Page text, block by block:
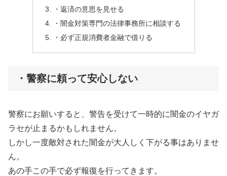
・返済の意思を見せる
・闇金対策専門の法律事務所に相談する
・必ず正規消費者金融で借りる
・警察に頼って安心しない
警察にお願いすると、警告を受けて一時的に闇金のイヤガ
ラセが止まるかもしれません。
しかし一度敵対された闇金が大人しく下がる事はありませ
ん。
あの手この手で必ず報復を行ってきます。